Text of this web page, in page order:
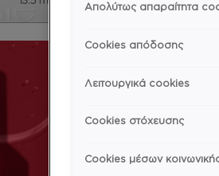
Απολύτως απαραίτητα
Cookies απόδοσης
Λειτουργικά cookies
Cookies στόχευσης
Cookies μέσων